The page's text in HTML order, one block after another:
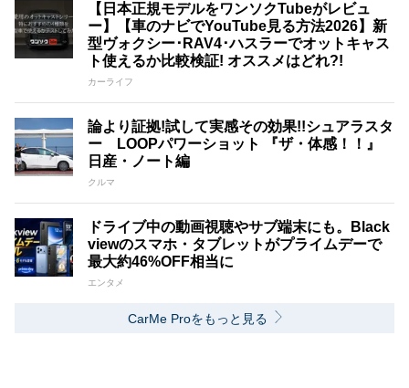
【日本正規モデルをワンソクTubeがレビュ
ー】【車のナビでYouTube見る方法2026】新
型ヴォクシー･RAV4･ハスラーでオットキャス
ト使えるか比較検証! オススメはどれ?!
カーライフ
論より証拠!試して実感その効果!!シュアラスタ
ー LOOPパワーショット 『ザ・体感！！』
日産・ノート編
クルマ
ドライブ中の動画視聴やサブ端末にも。Black
viewのスマホ・タブレットがプライムデーで
最大約46%OFF相当に
エンタメ
CarMe Proをもっと見る